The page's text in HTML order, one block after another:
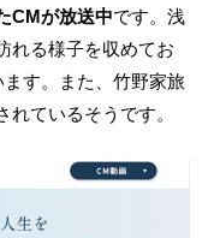
CMが放送中です。浅
れる様子を収めてお
す。また、竹野家旅
ているそうです。